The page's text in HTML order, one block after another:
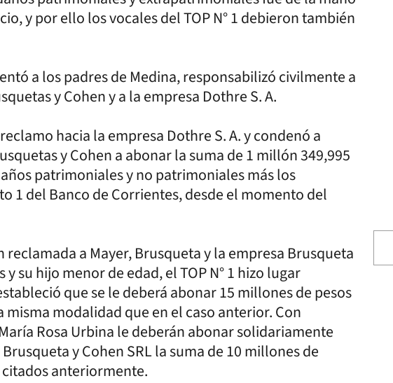
y por ello los vocales del TOP N° 1 debieron también
a los padres de Medina, responsabilizó civilmente a
y Cohen y a la empresa Dothre S. A.
hacia la empresa Dothre S. A. y condenó a
y Cohen a abonar la suma de 1 millón 349,995
patrimoniales y no patrimoniales más los
1 del Banco de Corrientes, desde el momento del
a Mayer, Brusqueta y la empresa Brusqueta
su hijo menor de edad, el TOP N° 1 hizo lugar
que se le deberá abonar 15 millones de pesos
misma modalidad que en el caso anterior. Con
Rosa Urbina le deberán abonar solidariamente
y Cohen SRL la suma de 10 millones de
anteriormente.